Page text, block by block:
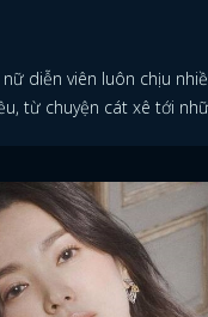
diễn viên luôn chịu
từ chuyện cát xê tới